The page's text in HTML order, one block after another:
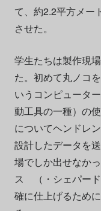
て、約2.2平方メー
させた。
学生たちは製作現
た。初めて丸ノコ
いうコンピュータ
動工具の一種）の
についてヘンドレ
設計したデータを
場でしか出せなか
ス （・シェパード
確に仕上げるため